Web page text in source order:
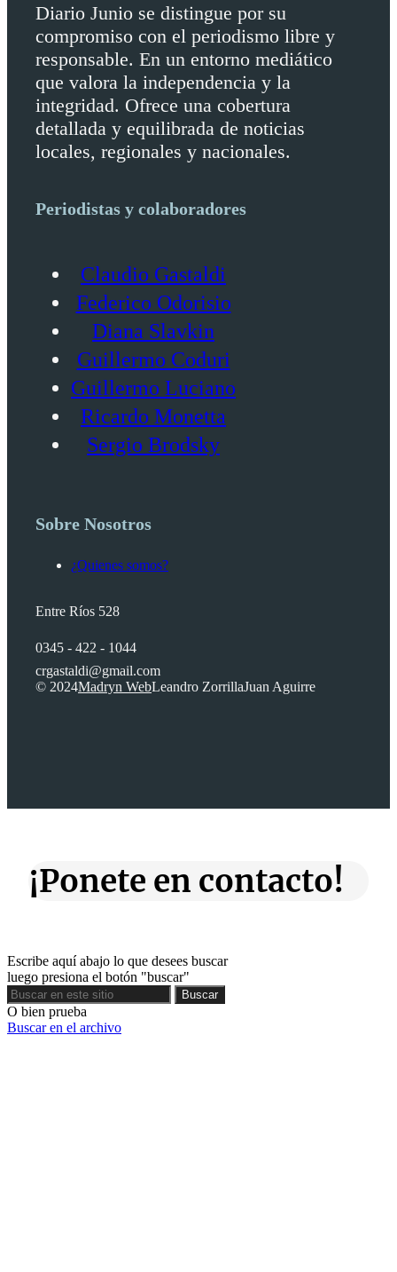
Diario Junio se distingue por su
compromiso con el periodismo libre y
responsable. En un entorno mediático
que valora la independencia y la
integridad. Ofrece una cobertura
detallada y equilibrada de noticias
locales, regionales y nacionales.
Periodistas y colaboradores
Claudio Gastaldi
Federico Odorisio
Diana Slavkin
Guillermo Coduri
Guillermo Luciano
Ricardo Monetta
Sergio Brodsky
Sobre Nosotros
¿Quienes somos?
Entre Ríos 528
0345 - 422 - 1044
crgastaldi@gmail.com
© 2024Madryn WebLeandro ZorrillaJuan Aguirre
¡Ponete en contacto!
Escribe aquí abajo lo que desees buscar
luego presiona el botón "buscar"
Buscar
Buscar
O bien prueba
Buscar en el archivo